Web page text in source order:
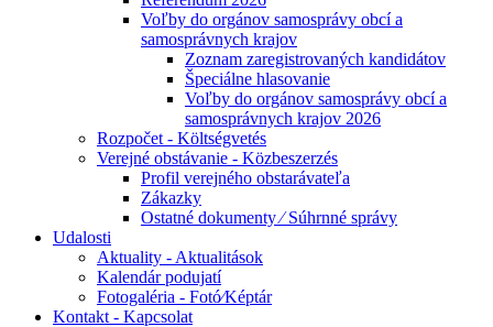
Voľby do orgánov samosprávy obcí a
samosprávnych krajov
Zoznam zaregistrovaných kandidátov
Špeciálne hlasovanie
Voľby do orgánov samosprávy obcí a
samosprávnych krajov 2026
Rozpočet - Költségvetés
Verejné obstávanie - Közbeszerzés
Profil verejného obstarávateľa
Zákazky
Ostatné dokumenty ⁄ Súhrnné správy
Udalosti
Aktuality - Aktualitások
Kalendár podujatí
Fotogaléria - Fotó⁄Képtár
Kontakt - Kapcsolat